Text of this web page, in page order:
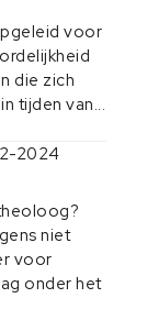
voor
die zich
tijden van...
2024
niet
voor
onder het